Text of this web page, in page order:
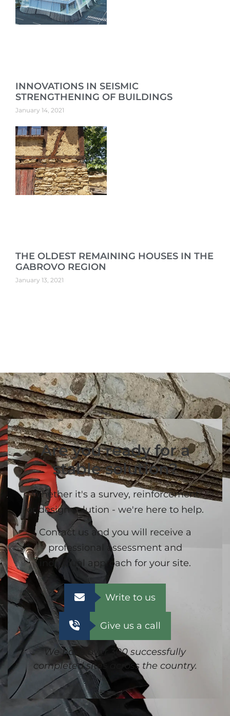
INNOVATIONS IN SEISMIC
STRENGTHENING OF BUILDINGS
January 14, 2021
THE OLDEST REMAINING HOUSES IN THE
GABROVO REGION
January 13, 2021
Are you ready for a
stable solution?
Whether it's a survey, reinforcement
or design solution - we're here to help.
Contact us and you will receive a
professional assessment and
individual approach for your site.
Write to us
Give us a call
We have over 300 successfully
completed sites across the country.